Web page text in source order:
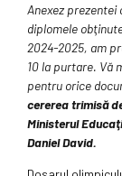
Anexez
diplomele
2024-2025, am
10 la purtare. Vă
pentru orice
cererea trimisă
Ministerul
Daniel David.